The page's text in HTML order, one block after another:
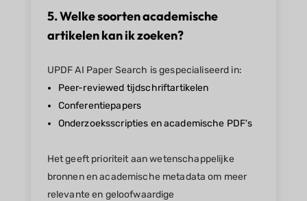
5. Welke soorten academische
artikelen kan ik zoeken?
UPDF AI Paper Search is gespecialiseerd in:
Peer-reviewed tijdschriftartikelen
Conferentiepapers
Onderzoeksscripties en academische PDF's
Het geeft prioriteit aan wetenschappelijke
bronnen en academische metadata om meer
relevante en geloofwaardige